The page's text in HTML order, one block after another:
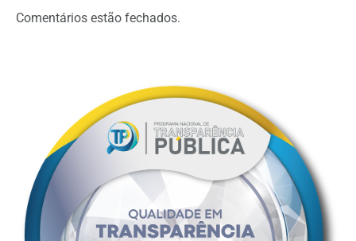
Comentários estão fechados.